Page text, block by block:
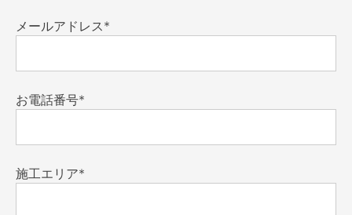
メールアドレス*
お電話番号*
施工エリア*